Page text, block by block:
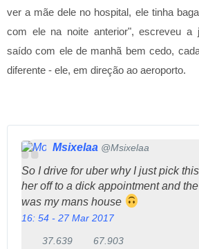
ver a mãe dele no hospital, ele tinha
com ele na noite anterior", escreveu a
saído com ele de manhã bem cedo,
diferente - ele, em direção ao aeroporto.
Msixelaa @Msixelaa
So I drive for uber why I just pick
her off to a dick appointment and
was my mans house
16: 54 - 27 Mar 2017
37.639 67.903